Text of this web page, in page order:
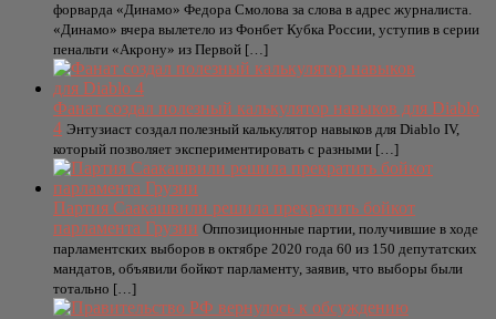
форварда «Динамо» Федора Смолова за слова в адрес журналиста.
«Динамо» вчера вылетело из Фонбет Кубка России, уступив в серии
пенальти «Акрону» из Первой […]
Фанат создал полезный калькулятор навыков для Diablo
4 Энтузиаст создал полезный калькулятор навыков для Diablo IV,
который позволяет экспериментировать с разными […]
Партия Саакашвили решила прекратить бойкот
парламента Грузии Оппозиционные партии, получившие в ходе
парламентских выборов в октябре 2020 года 60 из 150 депутатских
мандатов, объявили бойкот парламенту, заявив, что выборы были
тотально […]